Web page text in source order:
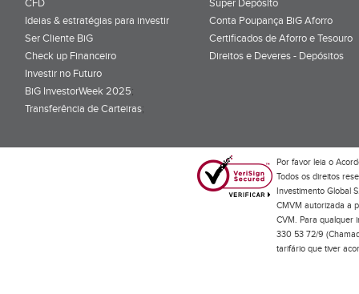
CFD
Ideias & estratégias para investir
Ser Cliente BiG
Check up Financeiro
Investir no Futuro
BiG InvestorWeek 2025;
Transferência de Carteiras;
Super Depósito
Conta Poupança BiG Aforro
Certificados de Aforro e Tesouro
Direitos e Deveres - Depósitos
Por favor leia o
Todos os direitos
Investimento Global
CMVM autorizada a
CVM. Para qualquer
330 53 72/9
tarifário que tiver